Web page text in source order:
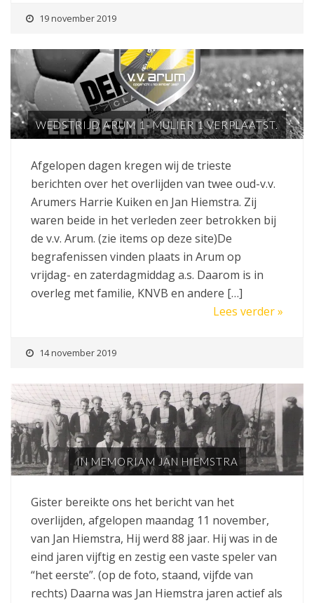
19 november 2019
WEDSTRIJD ARUM 1- MULIER 1 VERPLAATST.
Afgelopen dagen kregen wij de trieste
berichten over het overlijden van twee oud-v.v.
Arumers Harrie Kuiken en Jan Hiemstra. Zij
waren beide in het verleden zeer betrokken bij
de v.v. Arum. (zie items op deze site)De
begrafenissen vinden plaats in Arum op
vrijdag- en zaterdagmiddag a.s. Daarom is in
overleg met familie, KNVB en andere […]
Lees verder »
14 november 2019
IN MEMORIAM JAN HIEMSTRA
Gister bereikte ons het bericht van het
overlijden, afgelopen maandag 11 november,
van Jan Hiemstra, Hij werd 88 jaar. Hij was in de
eind jaren vijftig en zestig een vaste speler van
“het eerste”. (op de foto, staand, vijfde van
rechts) Daarna was Jan Hiemstra jaren actief als